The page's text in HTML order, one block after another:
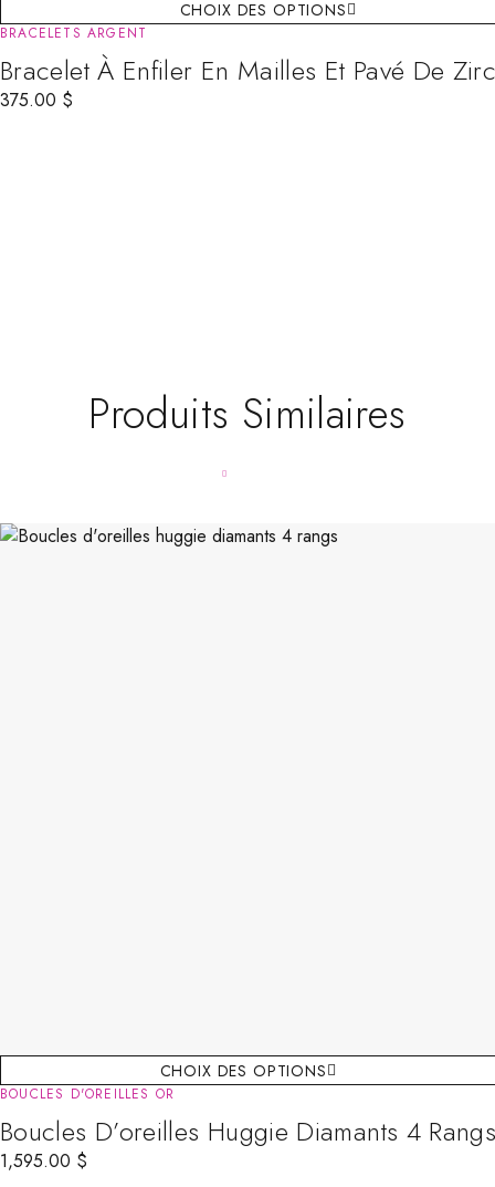
CHOIX DES OPTIONS
BRACELETS ARGENT
Bracelet À Enfiler En Mailles Et Pavé De
375.00 $
Produits Similaires
CHOIX DES OPTIONS
BOUCLES D'OREILLES OR
Boucles D’oreilles Huggie Diamants 4
1,595.00 $